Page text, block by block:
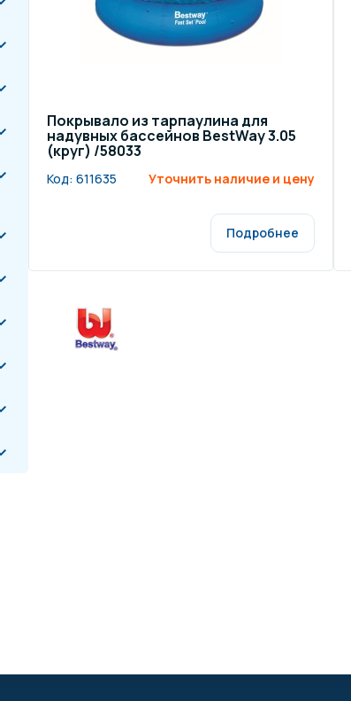
Покрывало из тарпаулина для
надувных бассейнов BestWay 3.05
(круг) /58033
Код: 611635 Уточнить наличие и цену
Подробнее